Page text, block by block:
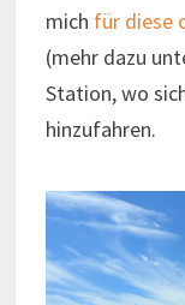
mich für diese
(mehr dazu
Station, wo
hinzufahren.